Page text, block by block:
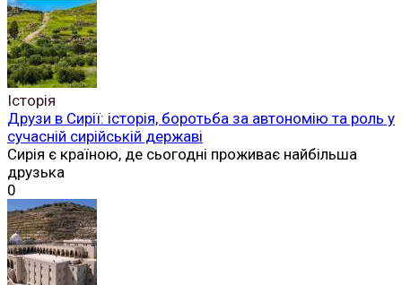
Історія
Друзи в Сирії: історія, боротьба за автономію та роль у
сучасній сирійській державі
Сирія є країною, де сьогодні проживає найбільша
друзька
0